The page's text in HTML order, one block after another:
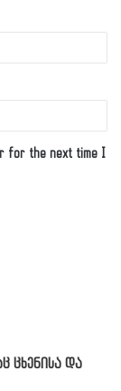
for the next time I
ცხენისა და